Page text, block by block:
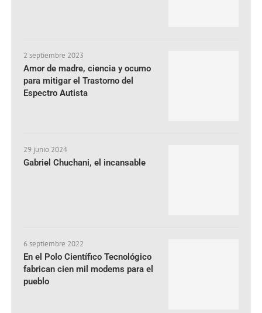
2 septiembre 2023
Amor de madre, ciencia y ocumo
para mitigar el Trastorno del
Espectro Autista
29 junio 2024
Gabriel Chuchani, el incansable
6 septiembre 2022
En el Polo Científico Tecnológico
fabrican cien mil modems para el
pueblo